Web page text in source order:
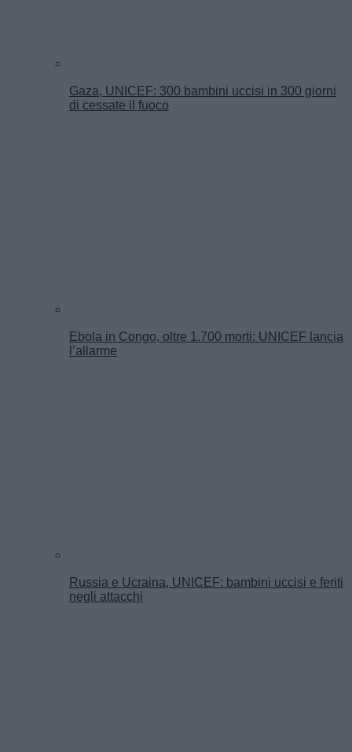
Gaza, UNICEF: 300 bambini uccisi in 300 giorni
di cessate il fuoco
Ebola in Congo, oltre 1.700 morti: UNICEF lancia
l’allarme
Russia e Ucraina, UNICEF: bambini uccisi e feriti
negli attacchi